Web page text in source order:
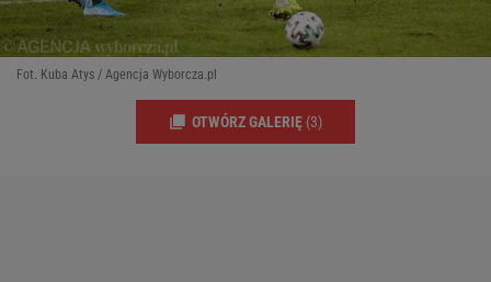
Fot. Kuba Atys / Agencja Wyborcza.pl
OTWÓRZ GALERIĘ (3)